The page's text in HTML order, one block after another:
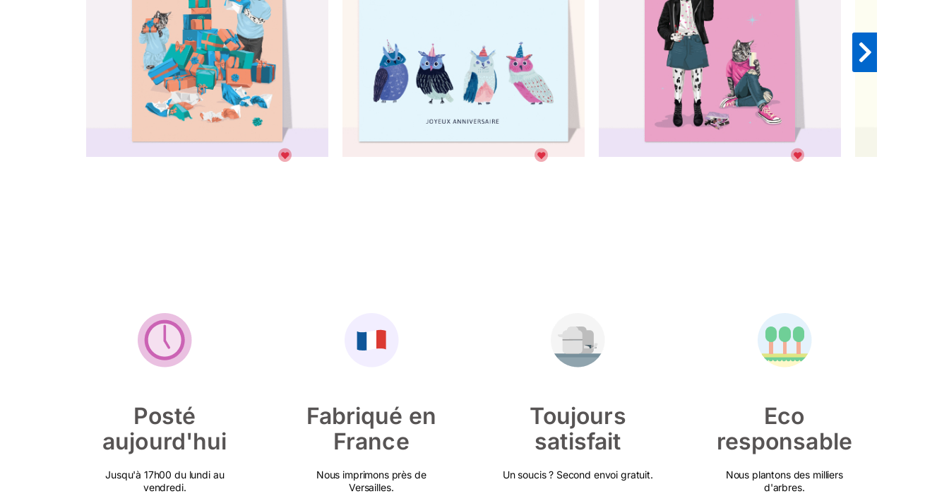
Posté
aujourd'hui
Jusqu'à 17h00 du lundi au
vendredi.
Fabriqué en
France
Nous imprimons près de
Versailles.
Toujours
satisfait
Un soucis ? Second envoi gratuit.
Eco
responsable
Nous plantons des milliers
d'arbres.